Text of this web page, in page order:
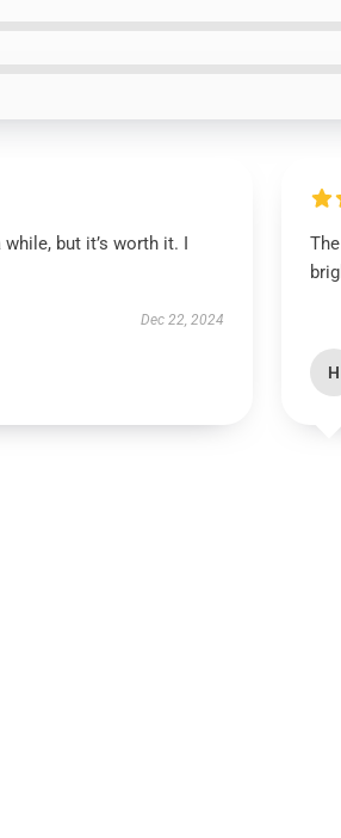
but it’s worth it. I
Dec 22, 2024
H